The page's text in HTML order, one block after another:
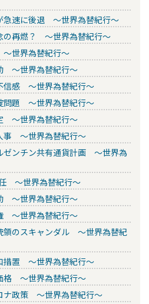
急速に後退 ～世界為替紀行～
の再燃？ ～世界為替紀行～
世界為替紀行～
～世界為替紀行～
信感 ～世界為替紀行～
問題 ～世界為替紀行～
～世界為替紀行～
事 ～世界為替紀行～
ゼンチン共有通貨計画 ～世界為
～世界為替紀行～
～世界為替紀行～
～世界為替紀行～
領のスキャンダル ～世界為替紀
措置 ～世界為替紀行～
格 ～世界為替紀行～
ナ政策 ～世界為替紀行～